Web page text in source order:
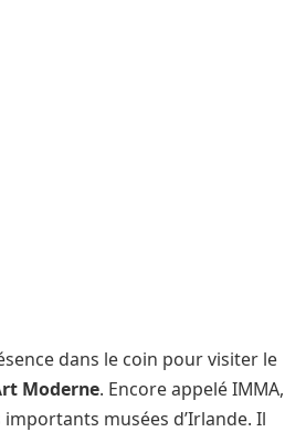
dans le coin pour visiter le
Moderne. Encore appelé IMMA,
musées d’Irlande. Il